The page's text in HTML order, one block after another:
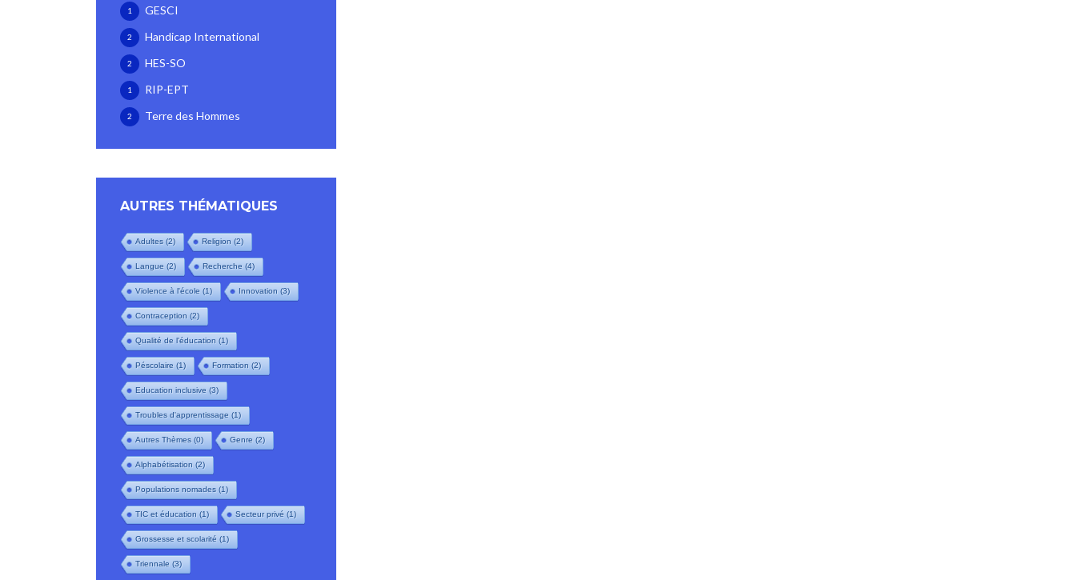
GESCI
1
Handicap International
2
HES-SO
2
RIP-EPT
1
Terre des Hommes
2
AUTRES THÉMATIQUES
Adultes (2) Religion (2)
Langue (2) Recherche (4)
Violence à l'école (1) Innovation (3)
Contraception (2)
Qualité de l'éducation (1)
Péscolaire (1) Formation (2)
Education inclusive (3)
Troubles d'apprentissage (1)
Autres Thèmes (0) Genre (2)
Alphabétisation (2)
Populations nomades (1)
TIC et éducation (1) Secteur privé (1)
Grossesse et scolarité (1)
Triennale (3)